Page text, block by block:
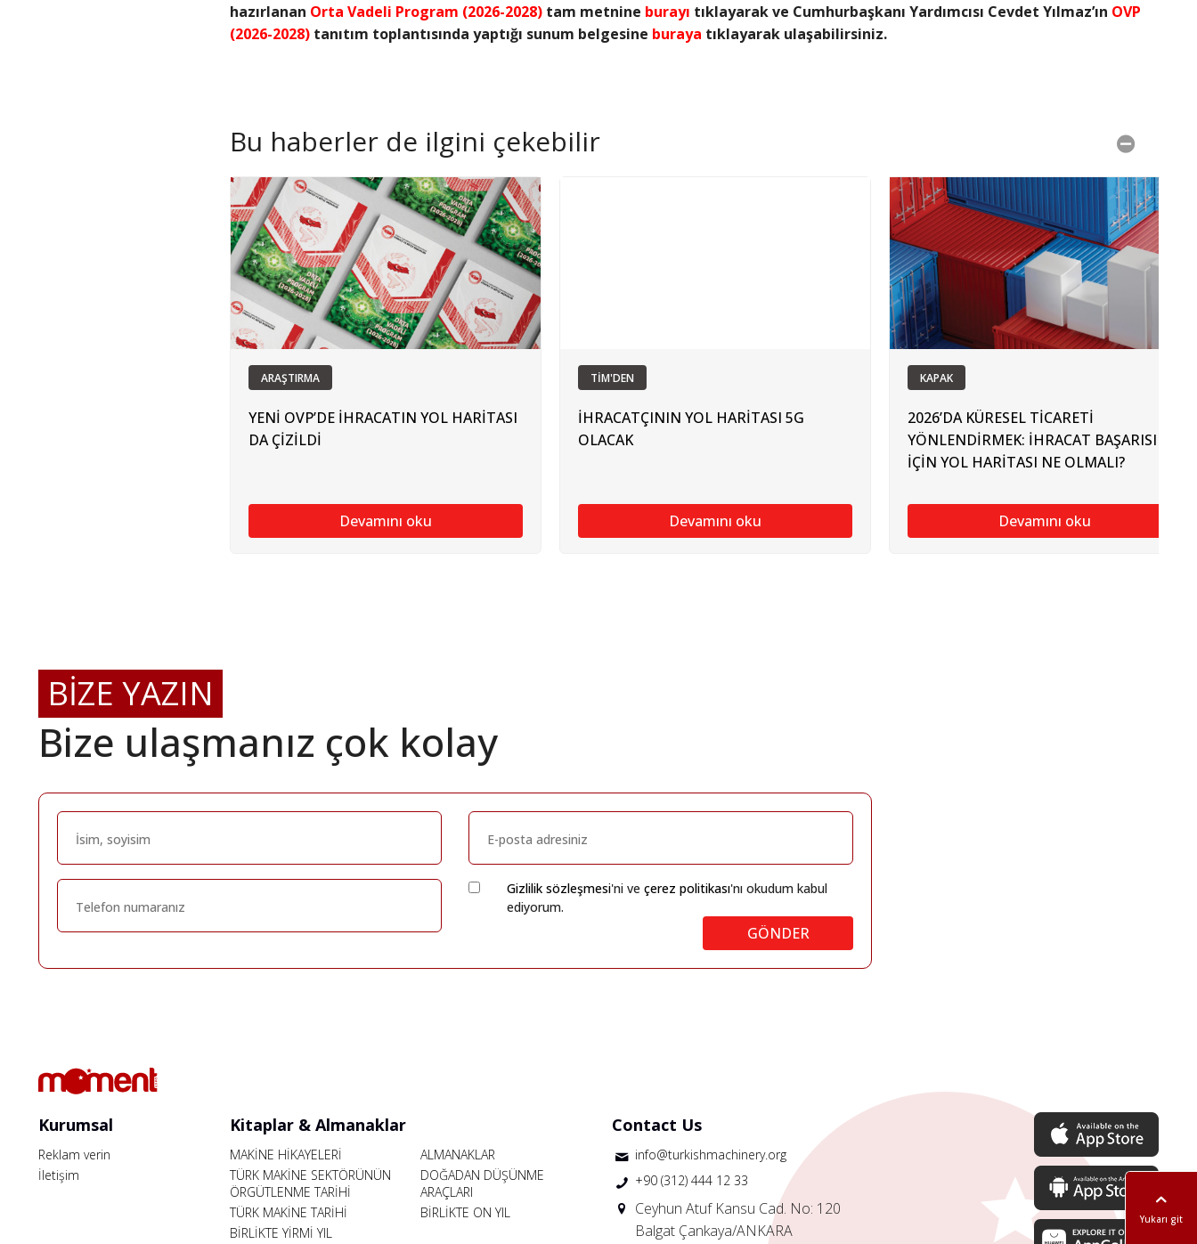
hazırlanan Orta Vadeli Program (2026-2028) tam metnine burayı tıklayarak ve Cumhurbaşkanı Yardımcısı Cevdet Yılmaz’ın OVP
(2026-2028)tanıtım toplantısında yaptığı sunum belgesine buraya tıklayarak ulaşabilirsiniz.
Bu haberler de ilgini çekebilir
ARAŞTIRMA
YENİ OVP’DE İHRACATIN YOL HARİTASI
DA ÇİZİLDİ
Devamını oku
TİM'DEN
İHRACATÇININ YOL HARİTASI 5G
OLACAK
Devamını oku
KAPAK
2026’DA KÜRESEL TİCARETİ
YÖNLENDİRMEK: İHRACAT BAŞARISI
İÇİN YOL HARİTASI NE OLMALI?
Devamını oku
BİZE YAZIN
Bize ulaşmanız çok kolay
Gizlilik sözleşmesi'ni ve çerez politikası'nı okudum kabul
ediyorum.
GÖNDER
Yukarı git
Kurumsal
Reklam verin
İletişim
Kitaplar & Almanaklar
MAKİNE HİKAYELERİ
ALMANAKLAR
TÜRK MAKİNE SEKTÖRÜNÜN
ÖRGÜTLENME TARİHİ
DOĞADAN DÜŞÜNME
ARAÇLARI
TÜRK MAKİNE TARİHİ
BİRLİKTE ON YIL
BİRLİKTE YİRMİ YIL
Contact Us
info@turkishmachinery.org
+90 (312) 444 12 33
Ceyhun Atuf Kansu Cad. No: 120
Balgat Çankaya/ANKARA